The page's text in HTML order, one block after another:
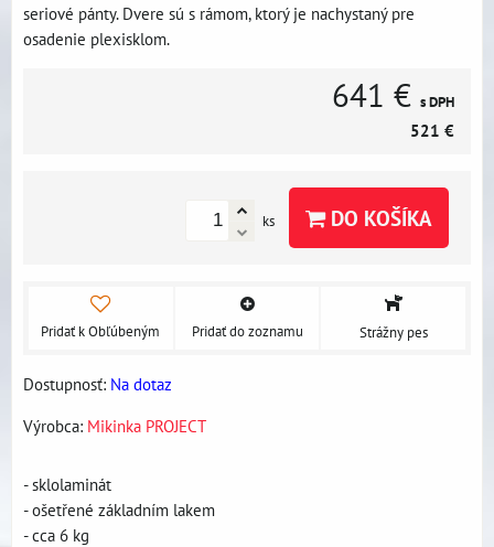
seriové pánty. Dvere sú s rámom, ktorý je nachystaný pre
osadenie plexisklom.
641 € s DPH
521 €
ks DO KOŠÍKA
Pridať k Obľúbeným Pridať do zoznamu Strážny pes
Dostupnosť: Na dotaz
Výrobca: Mikinka PROJECT
- sklolaminát
- ošetřené základním lakem
- cca 6 kg